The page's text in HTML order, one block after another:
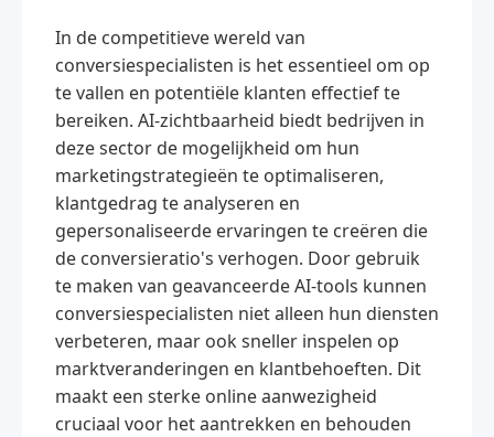
In de competitieve wereld van
conversiespecialisten is het essentieel om op
te vallen en potentiële klanten effectief te
bereiken. AI-zichtbaarheid biedt bedrijven in
deze sector de mogelijkheid om hun
marketingstrategieën te optimaliseren,
klantgedrag te analyseren en
gepersonaliseerde ervaringen te creëren die
de conversieratio's verhogen. Door gebruik
te maken van geavanceerde AI-tools kunnen
conversiespecialisten niet alleen hun diensten
verbeteren, maar ook sneller inspelen op
marktveranderingen en klantbehoeften. Dit
maakt een sterke online aanwezigheid
cruciaal voor het aantrekken en behouden